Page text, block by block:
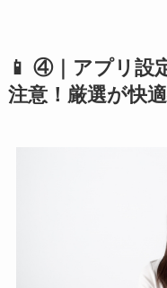
📱 ④｜アプリ設
注意！厳選が快